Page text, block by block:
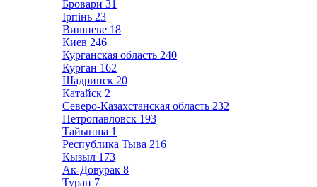
Бровари 31
Ірпінь 23
Вишневе 18
Киев 246
Курганская область 240
Курган 162
Шадринск 20
Катайск 2
Северо-Казахстанская область 232
Петропавловск 193
Тайынша 1
Республика Тыва 216
Кызыл 173
Ак-Довурак 8
Туран 7